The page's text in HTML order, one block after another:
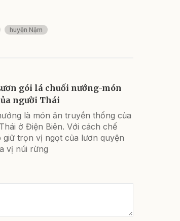
huyện Nậm
gói lá chuối nướng-món
người Thái
là món ăn truyền thống của
ở Điện Biên. Với cách chế
giữ trọn vị ngọt của lươn quyện
vị núi rừng